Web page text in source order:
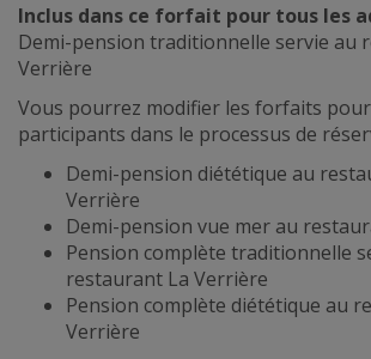
Inclus dans ce forfait pour tous les
Demi-pension traditionnelle servie au
Verrière
Vous pourrez modifier les forfaits
participants dans le processus de
Demi-pension diététique au
Verrière
Demi-pension vue mer au
Pension complète traditionnelle
restaurant La Verrière
Pension complète diététique au
Verrière